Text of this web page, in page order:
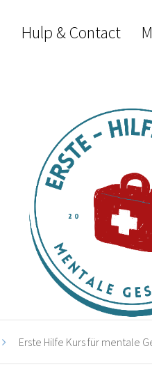
Hulp & Contact
Erste Hilfe Kurs für mentale